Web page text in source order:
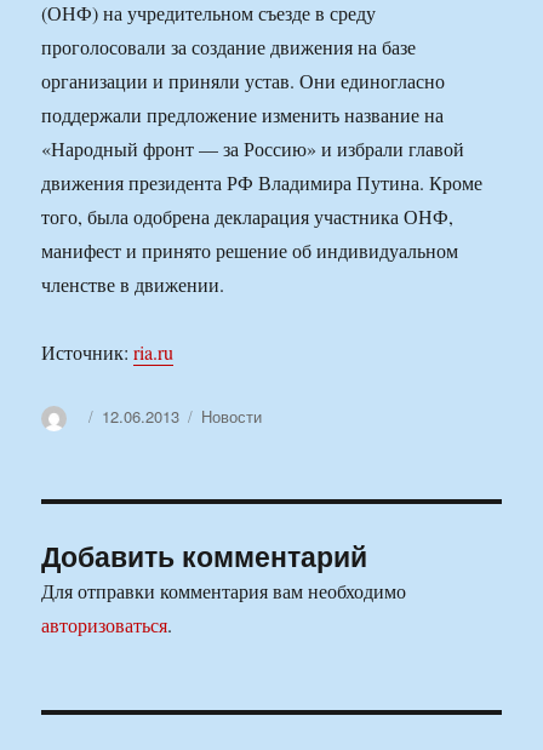
(ОНФ) на учредительном съезде в среду
проголосовали за создание движения на базе
организации и приняли устав. Они единогласно
поддержали предложение изменить название на
«Народный фронт — за Россию» и избрали главой
движения президента РФ Владимира Путина. Кроме
того, была одобрена декларация участника ОНФ,
манифест и принято решение об индивидуальном
членстве в движении.
Источник:ria.ru
АвторОпубликовано
12.06.2013 Рубрики
Новости
Добавить комментарий
Для отправки комментария вам необходимо
авторизоваться.